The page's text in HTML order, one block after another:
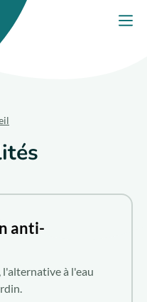
anti-
l'alternative à l'eau